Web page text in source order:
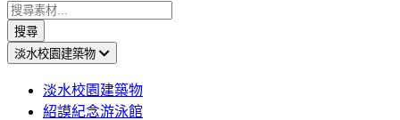
搜尋
淡水校園建築物
淡水校園建築物
紹謨紀念游泳館